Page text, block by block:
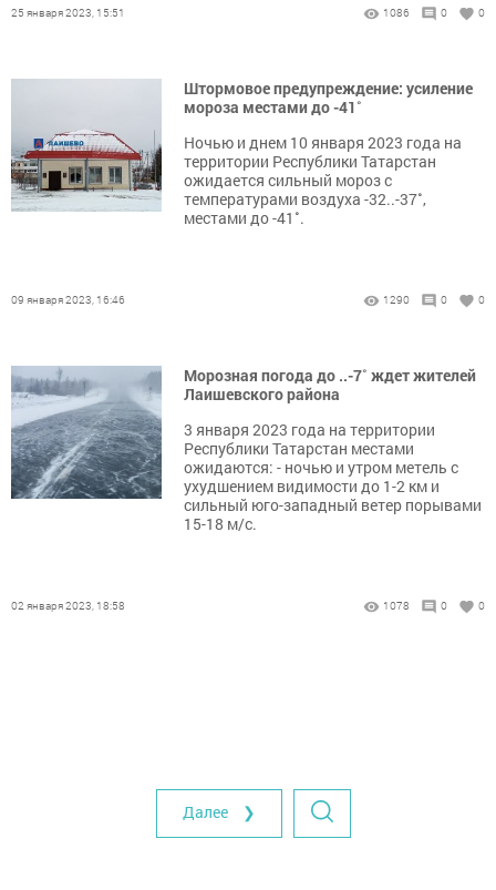
25 января 2023, 15:51 1086 0 0
Штормовое предупреждение: усиление
мороза местами до -41˚
Ночью и днем 10 января 2023 года на
территории Республики Татарстан
ожидается сильный мороз с
температурами воздуха -32..-37˚,
местами до -41˚.
09 января 2023, 16:46 1290 0 0
Морозная погода до ..-7˚ ждет жителей
Лаишевского района
3 января 2023 года на территории
Республики Татарстан местами
ожидаются: - ночью и утром метель с
ухудшением видимости до 1-2 км и
сильный юго-западный ветер порывами
15-18 м/с.
02 января 2023, 18:58 1078 0 0
Далее ❯